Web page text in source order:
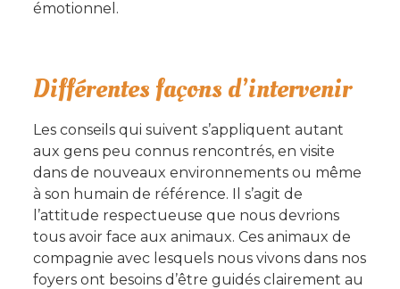
émotionnel.
Différentes façons d’intervenir
Les conseils qui suivent s’appliquent autant
aux gens peu connus rencontrés, en visite
dans de nouveaux environnements ou même
à son humain de référence. Il s’agit de
l’attitude respectueuse que nous devrions
tous avoir face aux animaux. Ces animaux de
compagnie avec lesquels nous vivons dans nos
foyers ont besoins d’être guidés clairement au